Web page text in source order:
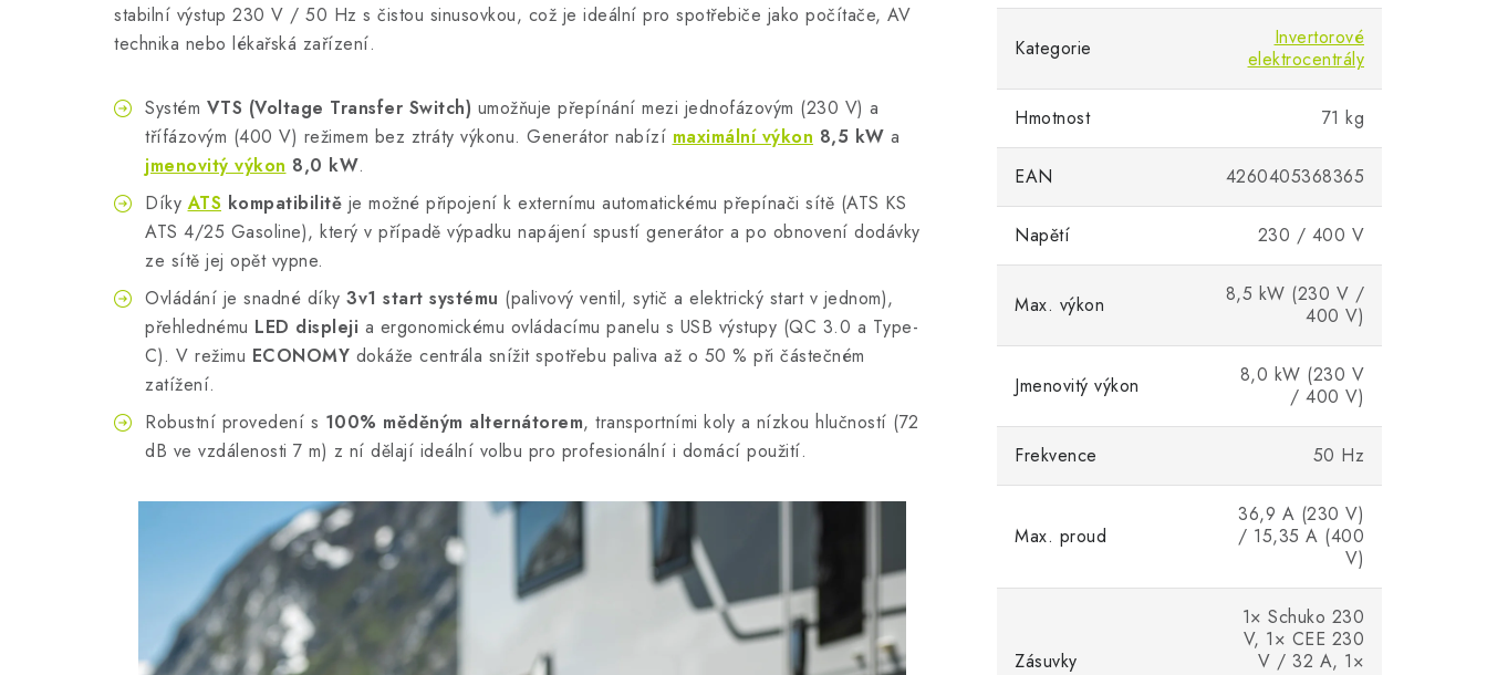
stabilní výstup 230 V / 50 Hz s čistou sinusovkou, což je ideální pro spotřebiče jako počítače, AV
technika nebo lékařská zařízení.
Systém VTS (Voltage Transfer Switch) umožňuje přepínání mezi jednofázovým (230 V) a
třífázovým (400 V) režimem bez ztráty výkonu. Generátor nabízí maximální výkon 8,5 kW a
jmenovitý výkon 8,0 kW.
DíkyATS kompatibilitě je možné připojení k externímu automatickému přepínači sítě (ATS KS
ATS 4/25 Gasoline), který v případě výpadku napájení spustí generátor a po obnovení dodávky
ze sítě jej opět vypne.
Ovládání je snadné díky 3v1 start systému (palivový ventil, sytič a elektrický start v jednom),
přehlednému LED displeji a ergonomickému ovládacímu panelu s USB výstupy (QC 3.0 a Type-
C). V režimu ECONOMY dokáže centrála snížit spotřebu paliva až o 50 % při částečném
zatížení.
Robustní provedení s 100% měděným alternátorem, transportními koly a nízkou hlučností (72
dB ve vzdálenosti 7 m) z ní dělají ideální volbu pro profesionální i domácí použití.
Kategorie
Invertorové
elektrocentrály
Hmotnost 71 kg
EAN 4260405368365
Napětí 230 / 400 V
Max. výkon
8,5 kW (230 V /
400 V)
Jmenovitý výkon
8,0 kW (230 V
/ 400 V)
Frekvence 50 Hz
Max. proud
36,9 A (230 V)
/ 15,35 A (400
V)
Zásuvky
1× Schuko 230
V, 1× CEE 230
V / 32 A, 1×